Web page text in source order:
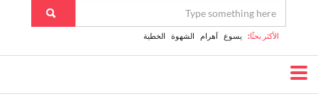
الأكثر بحثًا: يسوع اَهرام الشهوة الخطية